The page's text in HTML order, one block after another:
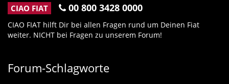
CIAO FIAT 00 800 3428 0000
CIAO FIAT hilft Dir bei allen Fragen rund um Deinen Fiat
weiter. NICHT bei Fragen zu unserem Forum!
Forum-Schlagworte